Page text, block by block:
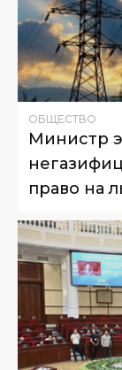
ОБЩЕСТВО
Министр
право на